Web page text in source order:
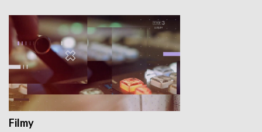
Filmy